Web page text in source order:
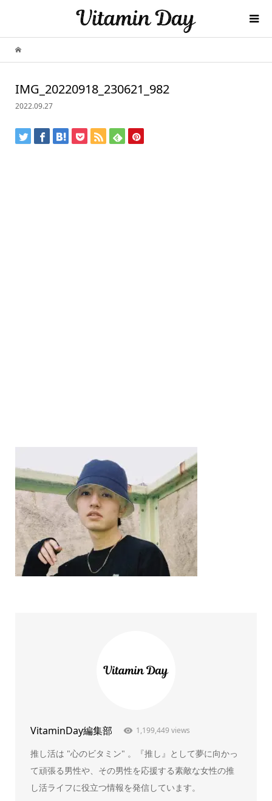
IMG_20220918_230621_982
2022.09.27
VitaminDay編集部 1,199,449 views
推し活は "心のビタミン" 。『推し』として夢に向かっ
て頑張る男性や、その男性を応援する素敵な女性の推
し活ライフに役立つ情報を発信しています。